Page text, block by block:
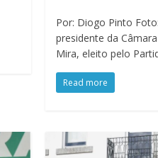
Por: Diogo Pinto
presidente da
Mira, eleito pelo
Read more